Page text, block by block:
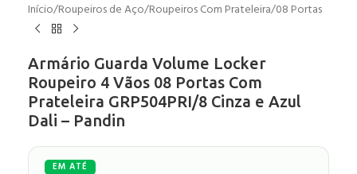
Início/Roupeiros de Aço/Roupeiros Com Prateleira/08 Portas
Armário Guarda Volume Locker
Roupeiro 4 Vãos 08 Portas Com
Prateleira GRP504PRI/8 Cinza e Azul
Dali – Pandin